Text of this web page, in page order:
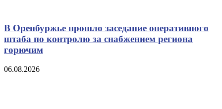
В Оренбуржье прошло заседание оперативного
штаба по контролю за снабжением региона
горючим
06.08.2026